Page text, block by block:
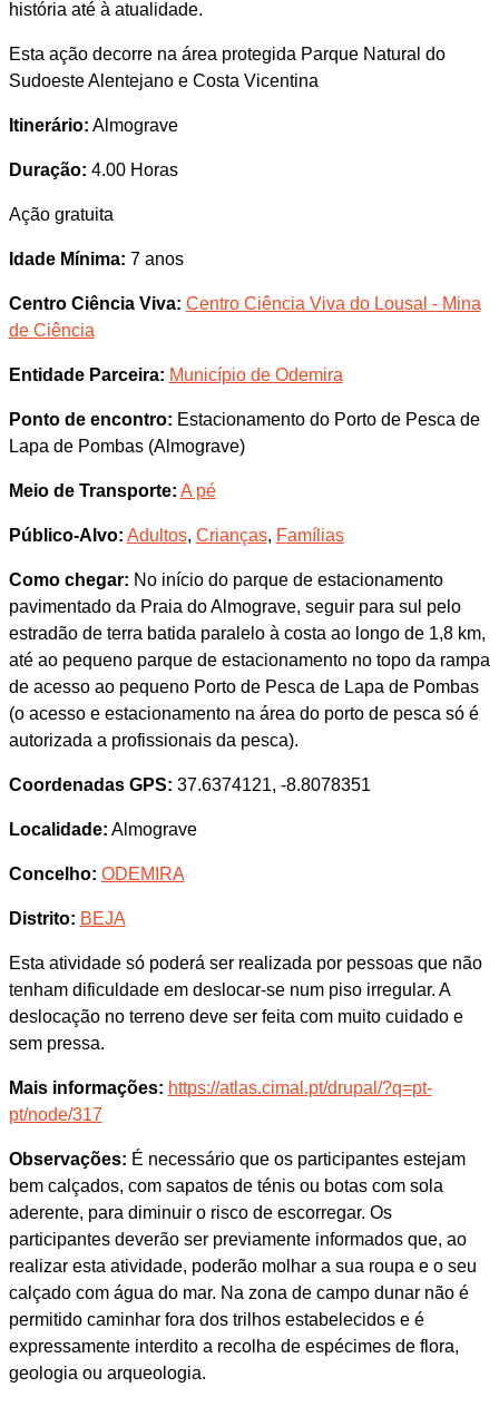
história até à atualidade.
Esta ação decorre na área protegida Parque Natural do
Sudoeste Alentejano e Costa Vicentina
Itinerário: Almograve
Duração: 4.00 Horas
Ação gratuita
Idade Mínima: 7 anos
Centro Ciência Viva: Centro Ciência Viva do Lousal - Mina
de Ciência
Entidade Parceira: Município de Odemira
Ponto de encontro: Estacionamento do Porto de Pesca de
Lapa de Pombas (Almograve)
Meio de Transporte: A pé
Público-Alvo: Adultos, Crianças, Famílias
Como chegar: No início do parque de estacionamento
pavimentado da Praia do Almograve, seguir para sul pelo
estradão de terra batida paralelo à costa ao longo de 1,8 km,
até ao pequeno parque de estacionamento no topo da rampa
de acesso ao pequeno Porto de Pesca de Lapa de Pombas
(o acesso e estacionamento na área do porto de pesca só é
autorizada a profissionais da pesca).
Coordenadas GPS: 37.6374121, -8.8078351
Localidade: Almograve
Concelho: ODEMIRA
Distrito: BEJA
Esta atividade só poderá ser realizada por pessoas que não
tenham dificuldade em deslocar-se num piso irregular. A
deslocação no terreno deve ser feita com muito cuidado e
sem pressa.
Mais informações: https://atlas.cimal.pt/drupal/?q=pt-
pt/node/317
Observações: É necessário que os participantes estejam
bem calçados, com sapatos de ténis ou botas com sola
aderente, para diminuir o risco de escorregar. Os
participantes deverão ser previamente informados que, ao
realizar esta atividade, poderão molhar a sua roupa e o seu
calçado com água do mar. Na zona de campo dunar não é
permitido caminhar fora dos trilhos estabelecidos e é
expressamente interdito a recolha de espécimes de flora,
geologia ou arqueologia.